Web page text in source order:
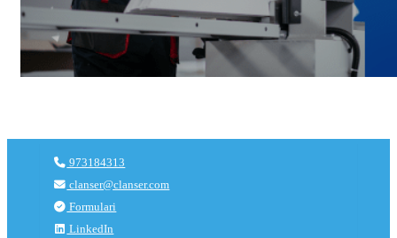
973184313
clanser@clanser.com
Formulari
LinkedIn